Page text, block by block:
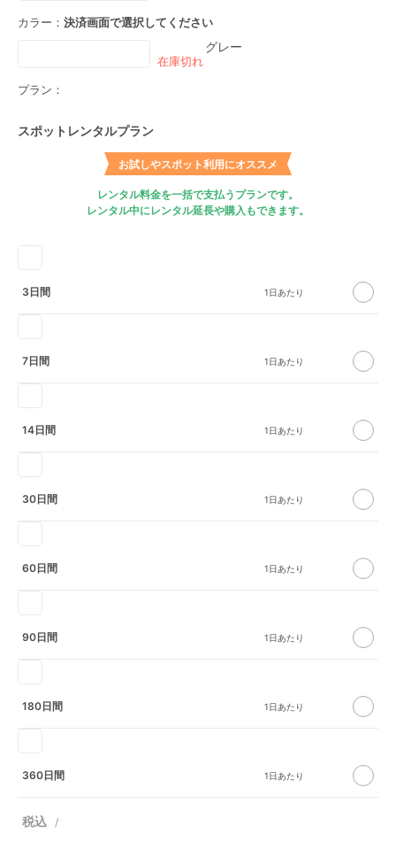
カラー： 決済画面で選択してください
グレー
プラン：
スポットレンタルプラン
お試しやスポット利用にオススメ
レンタル料金を一括で支払うプランです。
レンタル中にレンタル延長や購入もできます。
3日間
7日間
14日間
30日間
60日間
90日間
180日間
360日間